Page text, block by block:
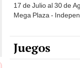
17 de Julio al 30 de
Mega Plaza -
Juegos